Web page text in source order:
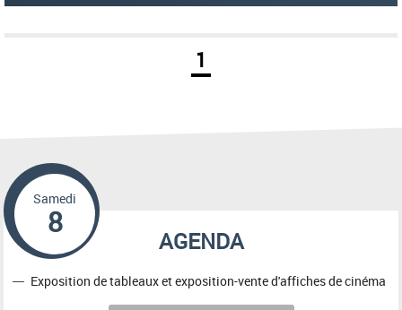
1
AGENDA
Samedi
8
Exposition de tableaux et exposition-vente d'affiches de cinéma